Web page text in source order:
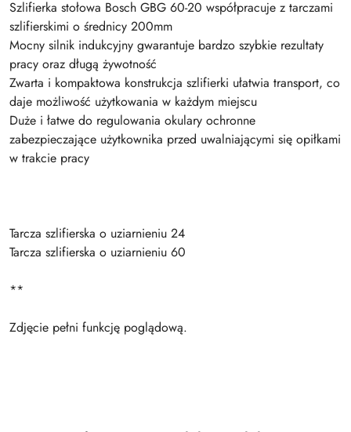
Szlifierka stołowa Bosch GBG 60-20 współpracuje z tarczami
szlifierskimi o średnicy 200mm
Mocny silnik indukcyjny gwarantuje bardzo szybkie rezultaty
pracy oraz długą żywotność
Zwarta i kompaktowa konstrukcja szlifierki ułatwia transport, co
daje możliwość użytkowania w każdym miejscu
Duże i łatwe do regulowania okulary ochronne
zabezpieczające użytkownika przed uwalniającymi się opiłkami
w trakcie pracy
Tarcza szlifierska o uziarnieniu 24
Tarcza szlifierska o uziarnieniu 60
**
Zdjęcie pełni funkcję poglądową.